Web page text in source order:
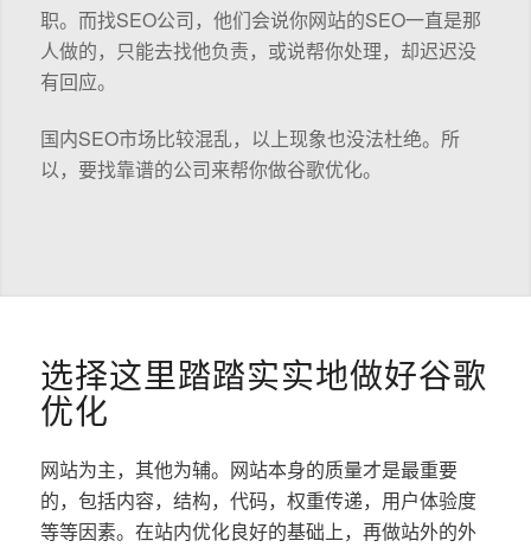
职。而找SEO公司，他们会说你网站的SEO一直是那
人做的，只能去找他负责，或说帮你处理，却迟迟没
有回应。
国内SEO市场比较混乱，以上现象也没法杜绝。所
以，要找靠谱的公司来帮你做谷歌优化。
选择这里踏踏实实地做好谷歌
优化
网站为主，其他为辅。网站本身的质量才是最重要
的，包括内容，结构，代码，权重传递，用户体验度
等等因素。在站内优化良好的基础上，再做站外的外